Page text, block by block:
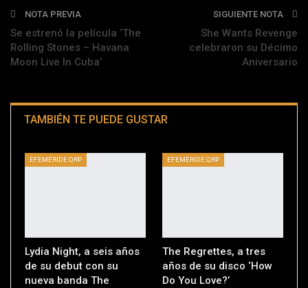
NOTA PREVIA
Se estrenó la película ‘The
Rolling Stones – Havana
Moon Live In Cuba’
SIGUIENTE NOTA
She Wants Revenge
celebraron su Décimo
Aniversario
TAMBIÉN TE PUEDE GUSTAR
EFEMÉRIDE QRP
Lydia Night, a seis años
de su debut con su
nueva banda The
EFEMÉRIDE QRP
The Regrettes, a tres
años de su disco ‘How
Do You Love?’